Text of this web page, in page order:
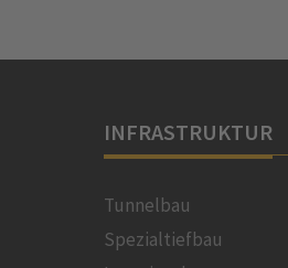
INFRASTRUKTUR
Tunnelbau
Spezialtiefbau